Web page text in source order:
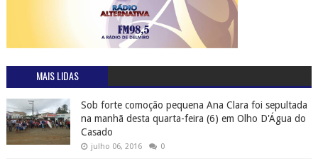
MAIS LIDAS
Sob forte comoção pequena Ana Clara foi sepultada
na manhã desta quarta-feira (6) em Olho D'Água do
Casado
julho 06, 2016 0